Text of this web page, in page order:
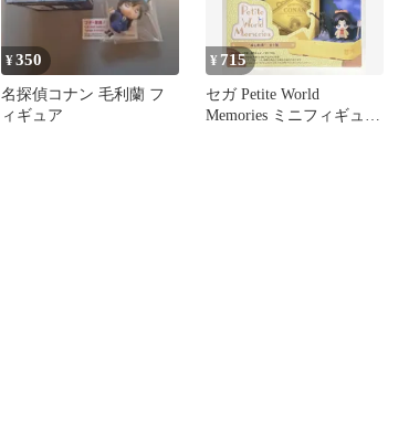
¥350
名探偵コナン 毛利蘭 フ
ィギュア
¥ 715
セガ Petite World
Memories ミニフィギュア